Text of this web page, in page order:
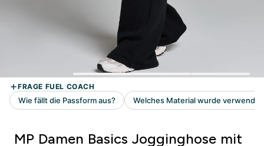
MP Damen Basics Jogginghose mit